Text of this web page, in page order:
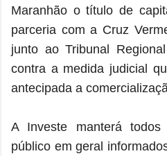
Maranhão o título de
parceria com a Cruz
junto ao Tribunal
contra a medida judicial
antecipada a
A Investe manterá
público em geral